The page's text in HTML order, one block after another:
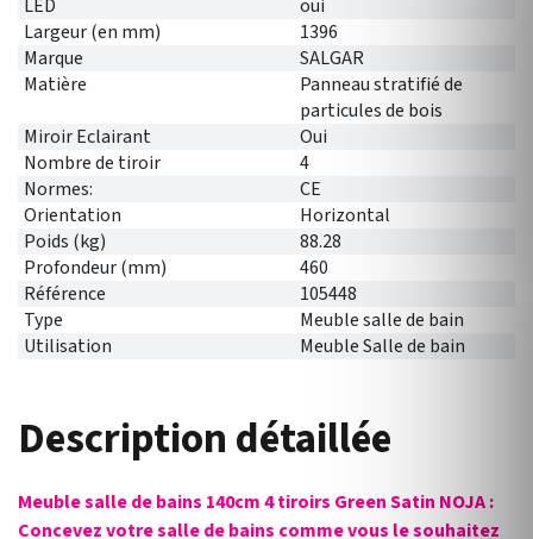
LED
oui
Largeur (en mm)
1396
Marque
SALGAR
Matière
Panneau stratifié de
particules de bois
Miroir Eclairant
Oui
Nombre de tiroir
4
Normes:
CE
Orientation
Horizontal
Poids (kg)
88.28
Profondeur (mm)
460
Référence
105448
Type
Meuble salle de bain
Utilisation
Meuble Salle de bain
Description détaillée
Meuble salle de bains 140cm 4 tiroirs Green Satin NOJA :
Concevez votre salle de bains comme vous le souhaitez